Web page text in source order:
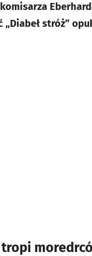
„Diabeł stróż”